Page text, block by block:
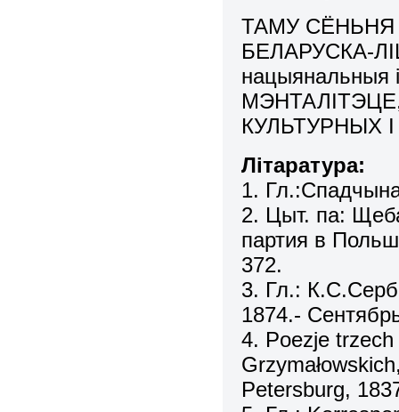
ТАМУ
БЕЛАРУСКА-
КУЛЬТУРНЫХ
Літаратура:
1.
2. Цыт. па:
партия в
372.
3. Гл.:
1874.-
4. Poezje
Petersburg,